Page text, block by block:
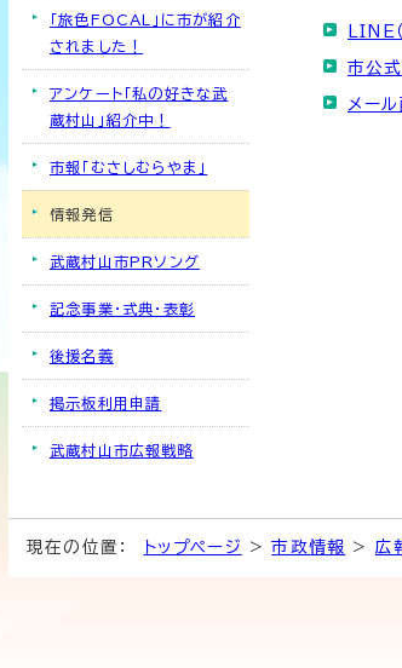
LINE
市公
メー
「旅色FOCAL」に市が紹介
されました！
アンケート「私の好きな武
蔵村山」紹介中！
市報「むさしむらやま」
情報発信
武蔵村山市PRソング
記念事業・式典・表彰
後援名義
掲示板利用申請
武蔵村山市広報戦略
現在の位置： トップページ >市政情報 > 広